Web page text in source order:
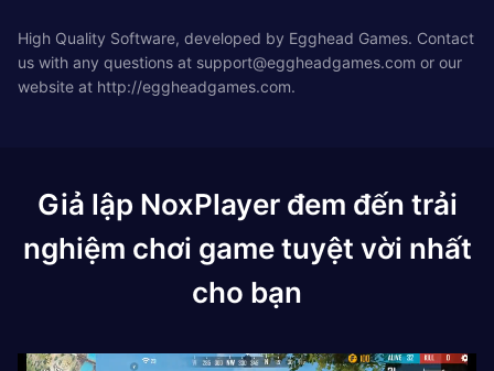
High Quality Software, developed by Egghead Games. Contact
us with any questions at support@eggheadgames.com or our
website at http://eggheadgames.com.
Giả lập NoxPlayer đem đến trải
nghiệm chơi game tuyệt vời nhất
cho bạn